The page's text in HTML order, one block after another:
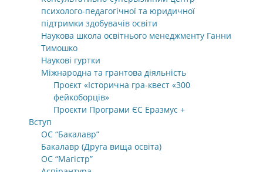
психолого-педагогічної та юридичної
підтримки здобувачів освіти
Наукова школа освітнього менеджменту Ганни
Тимошко
Наукові гуртки
Міжнародна та грантова діяльність
Проєкт «Історична гра-квест «300
фейкоборців»
Проєкти Програми ЄС Еразмус +
Вступ
ОС “Бакалавр”
Бакалавр (Друга вища освіта)
ОС “Магістр”